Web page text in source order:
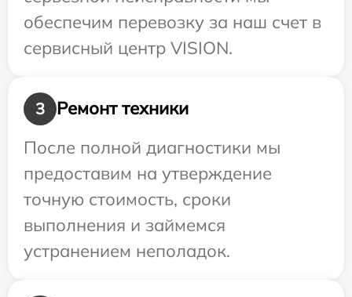
обеспечим перевозку за наш счет в
сервисный центр VISION.
3
Ремонт техники
После полной диагностики мы
предоставим на утверждение
точную стоимость, сроки
выполнения и займемся
устранением неполадок.